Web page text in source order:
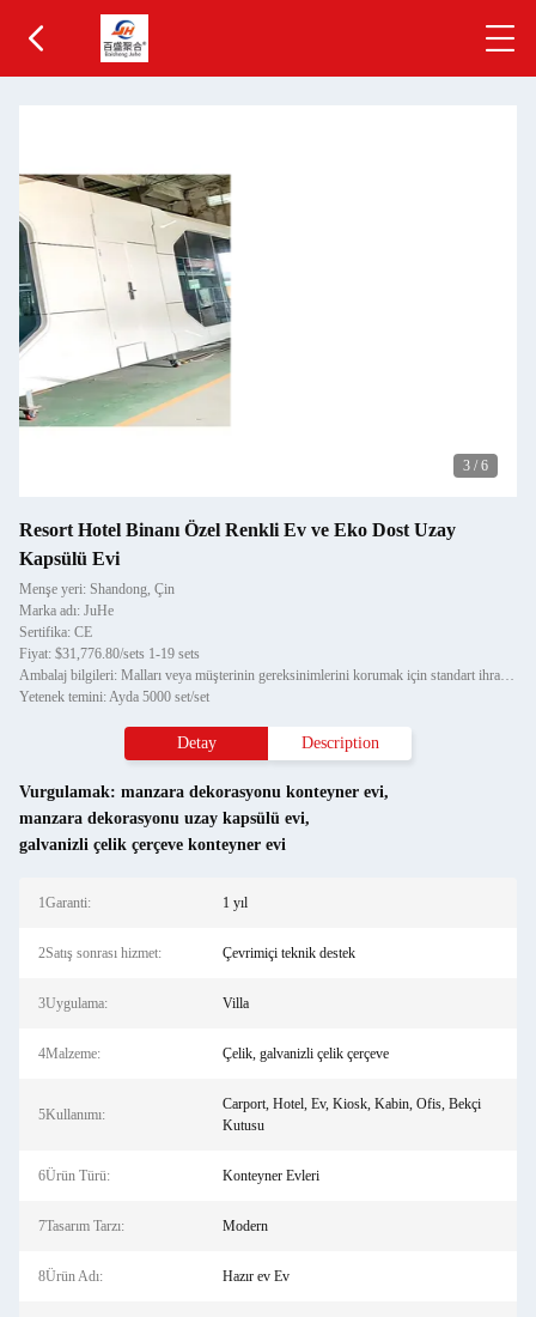
3 / 6
Resort Hotel Binanı Özel Renkli Ev ve Eko Dost Uzay
Kapsülü Evi
Menşe yeri: Shandong, Çin
Marka adı: JuHe
Sertifika: CE
Fiyat: $31,776.80/sets 1-19 sets
Ambalaj bilgileri: Malları veya müşterinin gereksinimlerini korumak için standart ihracat paketi
Yetenek temini: Ayda 5000 set/set
Detay Description
Vurgulamak: manzara dekorasyonu konteyner evi,
manzara dekorasyonu uzay kapsülü evi,
galvanizli çelik çerçeve konteyner evi
1Garanti: 1 yıl
2Satış sonrası hizmet: Çevrimiçi teknik destek
3Uygulama: Villa
4Malzeme: Çelik, galvanizli çelik çerçeve
5Kullanımı:
Carport, Hotel, Ev, Kiosk, Kabin, Ofis, Bekçi
Kutusu
6Ürün Türü: Konteyner Evleri
7Tasarım Tarzı: Modern
8Ürün Adı: Hazır ev Ev